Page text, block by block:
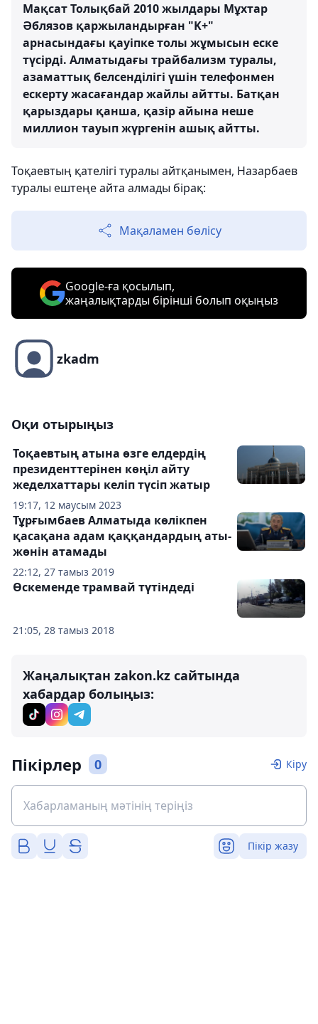
Мақсат Толықбай 2010 жылдары Мұхтар
Әблязов қаржыландырған "K+"
арнасындағы қауіпке толы жұмысын еске
түсірді. Алматыдағы трайбализм туралы,
азаматтық белсенділігі үшін телефонмен
ескерту жасағандар жайлы айтты. Батқан
қарыздары қанша, қазір айына неше
миллион тауып жүргенін ашық айтты.
Тоқаевтың қателігі туралы айтқанымен, Назарбаев
туралы ештеңе айта алмады бірақ:
Мақаламен бөлісу
Google-ға қосылып,
жаңалықтарды бірінші болып оқыңыз
zkadm
Оқи отырыңыз
19:17, 12 маусым 2023
Тоқаевтың атына өзге елдердің
президенттерінен көңіл айту
жеделхаттары келіп түсіп жатыр
22:12, 27 тамыз 2019
Тұрғымбаев Алматыда көлікпен
қасақана адам қаққандардың аты-
жөнін атамады
21:05, 28 тамыз 2018
Өскеменде трамвай түтіндеді
Жаңалықтан zakon.kz сайтында
хабардар болыңыз:
Пікірлер 0 Кіру
Пікір жазу